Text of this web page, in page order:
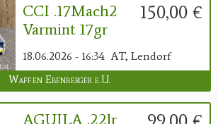
150,00 €
CCI .17Mach2
Varmint 17gr
18.06.2026 - 16:34 AT, Lendorf
Waffen Ebenberger e.U.
AGUILA .22lr